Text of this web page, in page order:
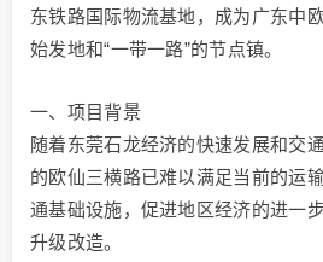
东铁路国际物流基地，成为广东中
始发地和“一带一路”的节点镇。
一、项目背景
随着东莞石龙经济的快速发展和交
的欧仙三横路已难以满足当前的运
通基础设施，促进地区经济的进一
升级改造。